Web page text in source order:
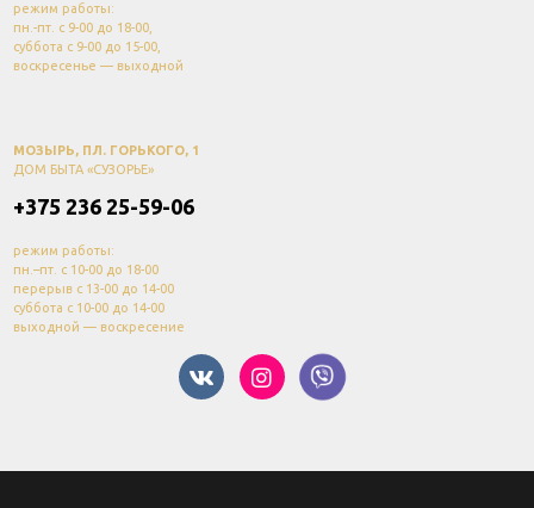
режим работы:
пн.-пт. с 9-00 до 18-00,
суббота с 9-00 до 15-00,
воскресенье — выходной
МОЗЫРЬ, ПЛ. ГОРЬКОГО, 1
ДОМ БЫТА «СУЗОРЬЕ»
+375 236 25-59-06
режим работы:
пн.–пт. с 10-00 до 18-00
перерыв с 13-00 до 14-00
суббота с 10-00 до 14-00
выходной — воскресение